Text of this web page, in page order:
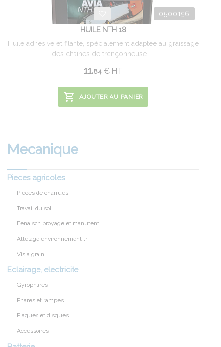
0500196
HUILE NTH 18
Huile adhésive et filante, spécialement adaptée au graissage
des chaînes de tronçonneuse. ...
11.84 €HT
AJOUTER AU PANIER
Mecanique
Pieces agricoles
Pieces de charrues
Travail du sol
Fenaison broyage et manutent
Attelage environnement tr
Vis a grain
Eclairage, electricite
Gyrophares
Phares et rampes
Plaques et disques
Accessoires